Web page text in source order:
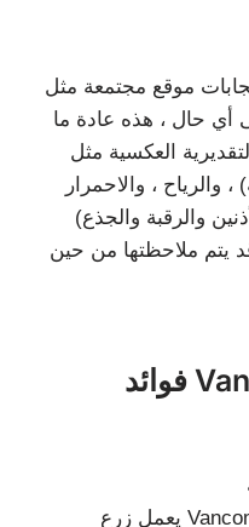
موقع مجتمعة مثل
أي حال ، هذه عادة ما
العكسية مثل
والرياح ، والاحمرار
والرقبة والجذع)
يتم ملاحظتها من حين
فوائد Vancomycin 1000mg
يعمل زرع Vancomycin 1000mg عن طريق قتل